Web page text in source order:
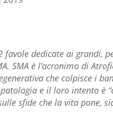
dedicate ai grandi,
SMA è l’acronimo di
che colpisce i
e il loro intento è
sfide che la vita pone,